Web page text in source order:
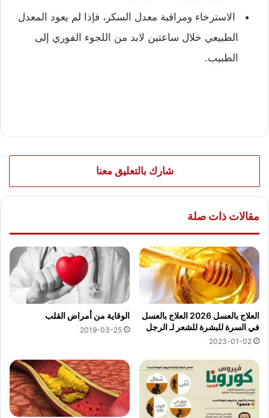
الاسترخاء ومراقبة معدل السكر، فإذا لم يعود المعدل
الطبيعي خلال ساعتين لابد من اللجوء الفوري إلى
الطبيب.
شارك بالتعليق معنا
مقالات ذات صلة
العلاج بالعسل 2026 العلاج بالعسل
في السرة للبشرة للشعر لـ الرجل
2023-01-02
الوقاية من أمراض القلب
2019-03-25